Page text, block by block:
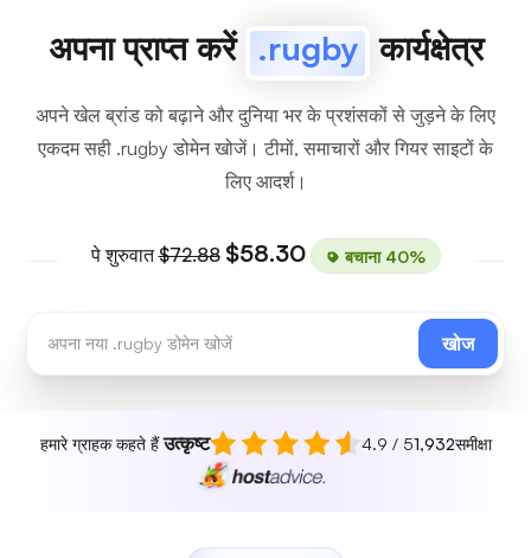
अपना प्राप्त करें .rugby कार्यक्षेत्र
अपने खेल ब्रांड को बढ़ाने और दुनिया भर के प्रशंसकों से जुड़ने के लिए
एकदम सही .rugby डोमेन खोजें। टीमों, समाचारों और गियर साइटों के
लिए आदर्श।
पे शुरुवात$72.88 $58.30 बचाना 40%
खोज
हमारे ग्राहक कहते हैंउत्कृष्ट 4.9 / 51,932समीक्षा